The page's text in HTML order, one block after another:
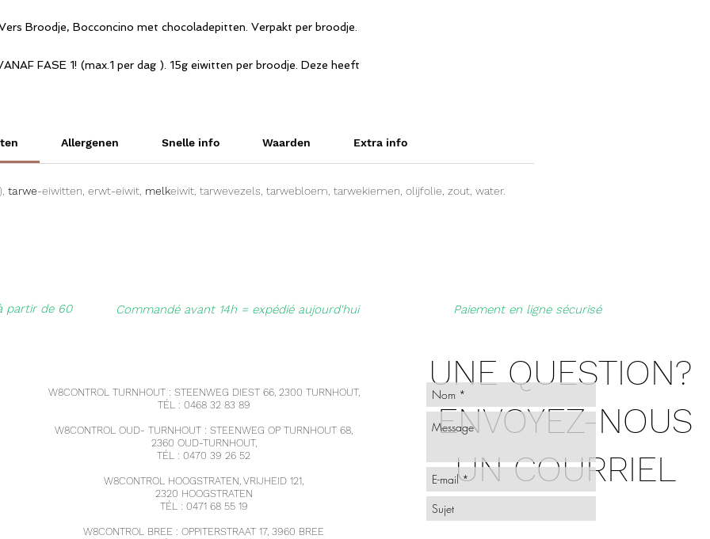
Broodje, Bocconcino met chocoladepitten. Verpakt per broodje.
FASE 1! (max.1 per dag ). 15g eiwitten per broodje. Deze heeft
broodje heeft een smaak ongeveer te vergelijken met een sandwich
maar nu beter dan vroeger, met heerlijke stukjes chocolade.
Allergenen Snelle info Waarden Extra info
tarwe-eiwitten, erwt-eiwit, melkeiwit, tarwevezels, tarwebloem, tarwekiemen, olijfolie, zout, water.
partir de 60
Commandé avant 14h = expédié aujourd'hui Paiement en ligne sécurisé
W8CONTROL TURNHOUT : STEENWEG DIEST 66, 2300 TURNHOUT,
TÉL : 0468 32 83 89
W8CONTROL OUD- TURNHOUT : STEENWEG OP TURNHOUT 68,
2360 OUD-TURNHOUT,
TÉL : 0470 39 26 52
W8CONTROL HOOGSTRATEN, VRIJHEID 121,
2320 HOOGSTRATEN
TÉL : 0471 68 55 19
W8CONTROL BREE : OPPITERSTRAAT 17, 3960 BREE
UNE QUESTION?
ENVOYEZ-NOUS
UN COURRIEL